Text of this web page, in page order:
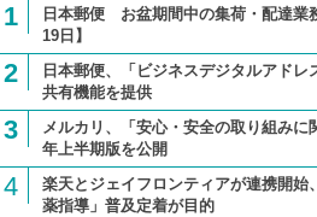
1
日本郵便 お盆期間中の集荷・配達業
19日】
2
日本郵便、「ビジネスデジタルアドレ
共有機能を提供
3
メルカリ、「安心・安全の取り組みに
年上半期版を公開
4
楽天とジェイフロンティアが連携開始
薬指導」普及定着が目的